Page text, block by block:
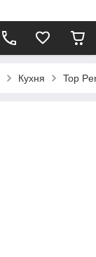
Кухня Top